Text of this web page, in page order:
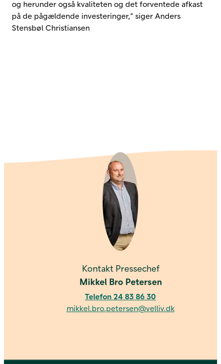
og herunder også kvaliteten og det forventede afkast
på de pågældende investeringer,” siger Anders
Stensbøl Christiansen
Kontakt Pressechef
Mikkel Bro Petersen
Telefon 24 83 86 30
mikkel.bro.petersen@velliv.dk